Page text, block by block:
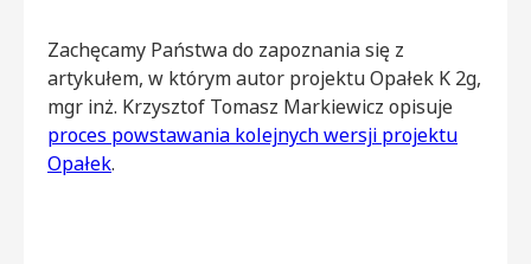
Zachęcamy Państwa do zapoznania się z
artykułem, w którym autor projektu Opałek K 2g,
mgr inż. Krzysztof Tomasz Markiewicz opisuje
proces powstawania kolejnych wersji projektu
Opałek.